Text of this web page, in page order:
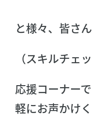
と様々、皆さ
（スキルチェ
応援コーナー
軽にお声かけ